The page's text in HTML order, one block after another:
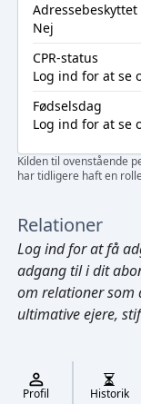
Cmd/Ctrl + K
Adressebeskyttet
Nej
CPR-status
Log ind for at se
Fødselsdag
Log ind for at se
Kilden til ovenstående
har tidligere haft en
Relationer
Log indfor at få
adgang til i dit
om relationer som
ultimative ejere,
Profil Historik